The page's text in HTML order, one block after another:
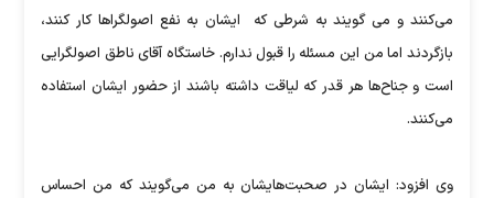
می‌کنند و می گویند به شرطی که ایشان به نفع اصولگراها کار کنند،
بازگردند اما من این مسئله را قبول ندارم. خاستگاه آقای ناطق اصولگرایی
است و جناح‌ها هر قدر که لیاقت داشته باشند از حضور ایشان استفاده
می‌کنند.
وی افزود: ایشان در صحبت‌هایشان به من می‌گویند که من احساس